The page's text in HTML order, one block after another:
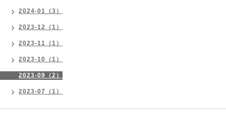
2024-01（3）
2023-12（1）
2023-11（1）
2023-10（1）
2023-09（2）
2023-07（1）